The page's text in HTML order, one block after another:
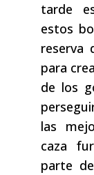
tarde
estos
reserva
para
de los
las
caza
parte